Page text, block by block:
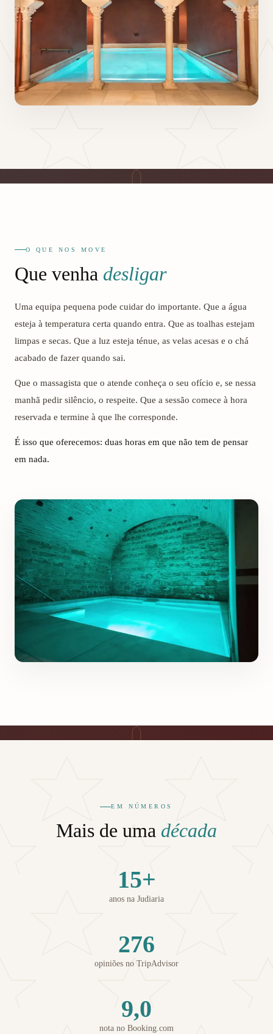
O QUE NOS MOVE
Que venha desligar
Uma equipa pequena pode cuidar do importante. Que a água
esteja à temperatura certa quando entra. Que as toalhas estejam
limpas e secas. Que a luz esteja ténue, as velas acesas e o chá
acabado de fazer quando sai.
Que o massagista que o atende conheça o seu ofício e, se nessa
manhã pedir silêncio, o respeite. Que a sessão comece à hora
reservada e termine à que lhe corresponde.
É isso que oferecemos: duas horas em que não tem de pensar
em nada.
EM NÚMEROS
Mais de uma década
15+
anos na Judiaria
276
opiniões no TripAdvisor
9,0
nota no Booking.com